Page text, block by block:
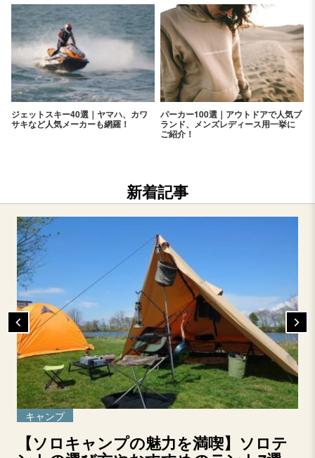
ジェットスキー40選｜ヤマハ、カワ
サキなど人気メーカーも網羅！
パーカー100選｜アウトドアで人気ブ
ランド、メンズレディース用一挙に
ご紹介！
新着記事
キャンプ
【ソロキャンプの魅力を満喫】ソロテ